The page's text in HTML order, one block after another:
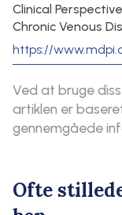
Clinical
Chronic Venous
https://
Ved at bruge
artiklen er
gennemgåede
Ofte